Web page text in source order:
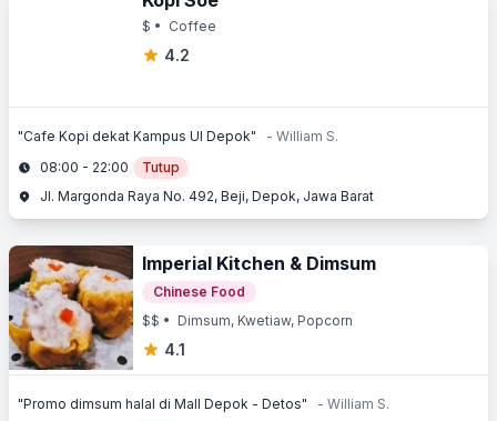
$ • Coffee
4.2
"Cafe Kopi dekat Kampus UI Depok"
- William S.
08:00 - 22:00
Tutup
Jl. Margonda Raya No. 492, Beji, Depok, Jawa Barat
Imperial Kitchen & Dimsum
Chinese Food
$$ • Dimsum, Kwetiaw, Popcorn
4.1
"Promo dimsum halal di Mall Depok - Detos"
- William S.